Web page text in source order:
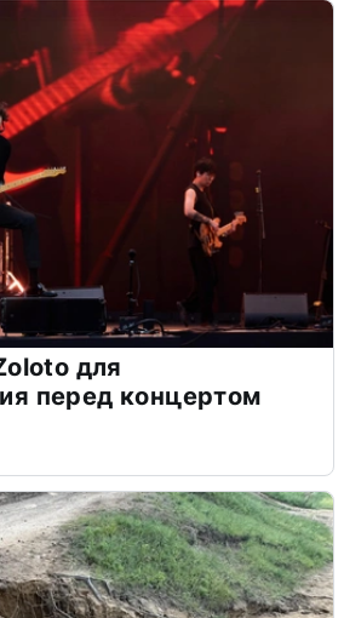
для
перед концертом